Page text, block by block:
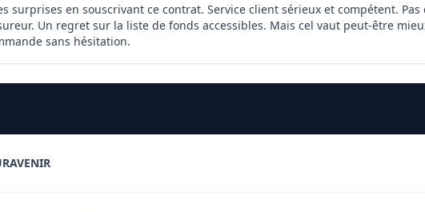
surprises en souscrivant ce contrat. Service client sérieux et compétent.
Un regret sur la liste de fonds accessibles. Mais cel vaut peut-être
sans hésitation.